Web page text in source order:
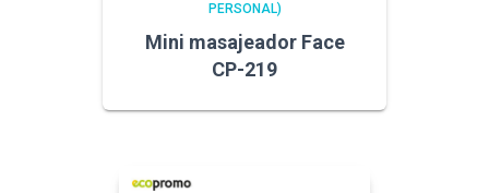
PERSONAL)
Mini masajeador Face
CP-219